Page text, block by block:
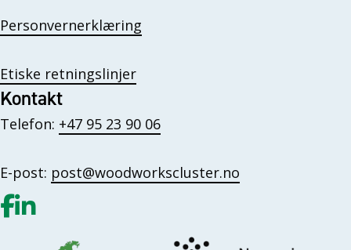
Personvernerklæring
Etiske retningslinjer
Kontakt
Telefon: +47 95 23 90 06
E-post: post@woodworkscluster.no
Gå til vår Facebook
Gå til vår LinkedIn